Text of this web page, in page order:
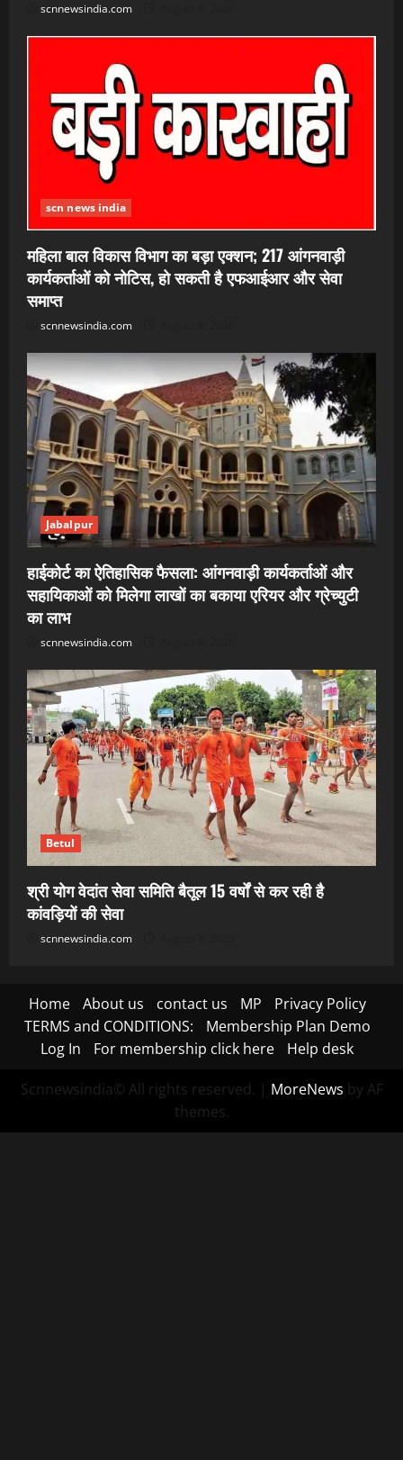
scnnewsindia.com
scn news india
महिला बाल विकास विभाग का बड़ा एक्शन; 217 आंगनवाड़ी
कार्यकर्ताओं को नोटिस, हो सकती है एफआईआर और सेवा
समाप्त
scnnewsindia.com
Jabalpur
हाईकोर्ट का ऐतिहासिक फैसला: आंगनवाड़ी कार्यकर्ताओं और
सहायिकाओं को मिलेगा लाखों का बकाया एरियर और ग्रेच्युटी
का लाभ
scnnewsindia.com
Betul
श्री योग वेदांत सेवा समिति बैतूल 15 वर्षों से कर रही है
कांवड़ियों की सेवा
scnnewsindia.com
Home About us contact us MP
Privacy Policy
TERMS and CONDITIONS:
Membership Plan Demo
Log In
For membership click here Help desk
Scnnewsindia© All rights reserved. | MoreNews by AF
themes.